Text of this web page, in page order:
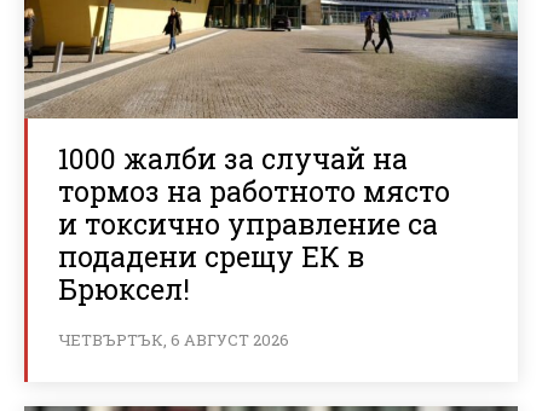
1000 жалби за случай на
тормоз на работното място
и токсично управление са
подадени срещу ЕК в
Брюксел!
ЧЕТВЪРТЪК, 6 АВГУСТ 2026